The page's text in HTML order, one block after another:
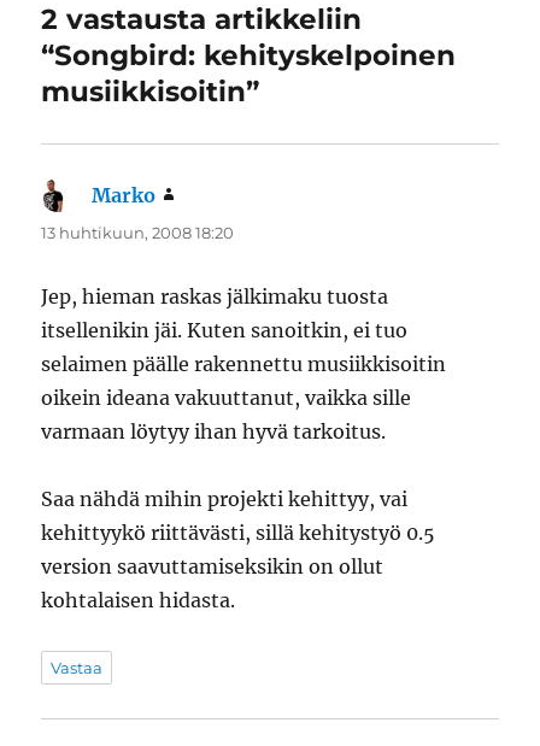
2 vastausta artikkeliin
“Songbird: kehityskelpoinen
musiikkisoitin”
Marko
13 huhtikuun, 2008 18:20
Jep, hieman raskas jälkimaku tuosta
itsellenikin jäi. Kuten sanoitkin, ei tuo
selaimen päälle rakennettu musiikkisoitin
oikein ideana vakuuttanut, vaikka sille
varmaan löytyy ihan hyvä tarkoitus.
Saa nähdä mihin projekti kehittyy, vai
kehittyykö riittävästi, sillä kehitystyö 0.5
version saavuttamiseksikin on ollut
kohtalaisen hidasta.
Vastaa